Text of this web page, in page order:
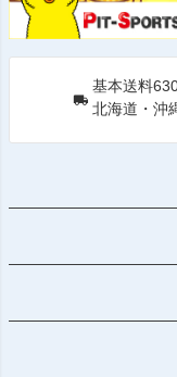
基本送料
北海道・沖